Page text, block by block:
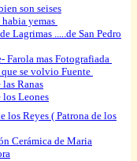
son seises
yemas
Lagrimas .....de San Pedro
Farola mas Fotografiada
se volvio Fuente
las Ranas
los Leones
los Reyes ( Patrona de los
Cerámica de Maria